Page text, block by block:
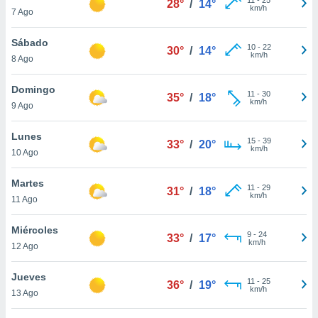
más
nuestra
y
de
disponible
cookies
aceptar
7 Ago
28° / 14°
km/h
Sábado
8 Ago
30° / 14° 10- 22
km/h
Domingo
9 Ago
35° / 18° 11 - 30
km/h
Lunes
10 Ago
33° / 20° 15- 39
km/h
Martes
11 Ago
31° / 18° 11 - 29
km/h
Miércoles
12 Ago
33° / 17° 9- 24
km/h
Jueves
13 Ago
36° / 19° 11 - 25
km/h